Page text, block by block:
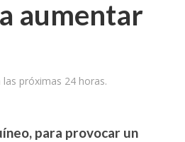
aumentar
próximas 24 horas.
para provocar un